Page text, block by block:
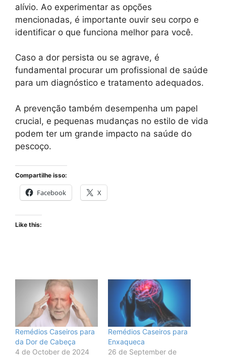
alívio. Ao experimentar as opções
mencionadas, é importante ouvir seu corpo e
identificar o que funciona melhor para você.
Caso a dor persista ou se agrave, é
fundamental procurar um profissional de saúde
para um diagnóstico e tratamento adequados.
A prevenção também desempenha um papel
crucial, e pequenas mudanças no estilo de vida
podem ter um grande impacto na saúde do
pescoço.
Compartilhe isso:
Facebook X
Like this:
Remédios Caseiros para
da Dor de Cabeça
4 de October de 2024
Remédios Caseiros para
Enxaqueca
26 de September de